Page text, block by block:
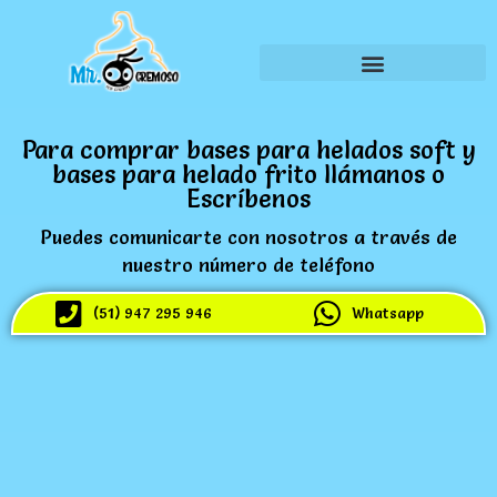
Para comprar bases para helados soft y
bases para helado frito llámanos o
Escríbenos
Puedes comunicarte con nosotros a través de
nuestro número de teléfono
(51) 947 295 946 Whatsapp